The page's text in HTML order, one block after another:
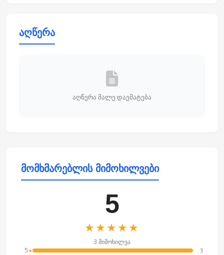
აღწერა
აღწერა მალე დაემატება
მომხმარებლის მიმოხილვები
5
★★★★★
3 მიმოხილვა
5★ 3